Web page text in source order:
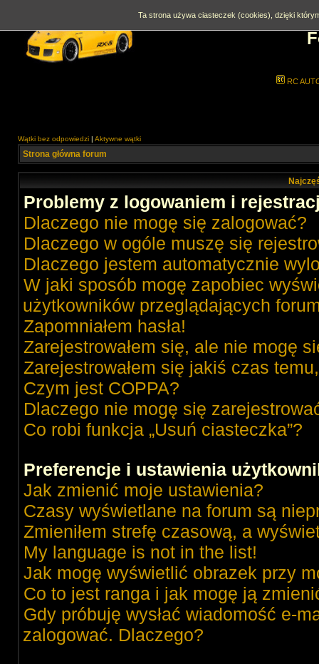
RC
Wątki bez odpowiedzi | Aktywne wątki
Strona główna forum
Problemy z logowaniem i
Dlaczego nie mogę się zalogować?
Dlaczego w ogóle muszę się
Dlaczego jestem automatycznie
W jaki sposób mogę zapobiec
użytkowników przeglądających
Zapomniałem hasła!
Zarejestrowałem się, ale nie mogę
Zarejestrowałem się jakiś czas
Czym jest COPPA?
Dlaczego nie mogę się
Co robi funkcja „Usuń ciasteczka”?
Preferencje i ustawienia
Jak zmienić moje ustawienia?
Czasy wyświetlane na forum są
Zmieniłem strefę czasową, a
My language is not in the list!
Jak mogę wyświetlić obrazek przy
Co to jest ranga i jak mogę ją
Gdy próbuję wysłać wiadomość e-
zalogować. Dlaczego?
Ta strona używa ciasteczek (cookies), dzięki